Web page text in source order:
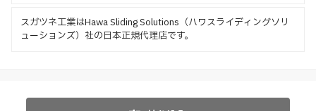
スガツネ工業はHawa Sliding Solutions（ハワスライディングソリ
ューションズ）社の日本正規代理店です。